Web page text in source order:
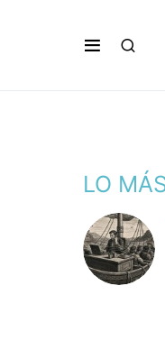
LO